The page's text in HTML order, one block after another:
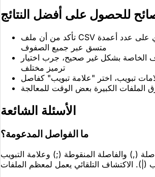
للحصول على أفضل النتائج
تأكد من أن ملف CSV الخاص بك يحتوي على عدد أعمدة
متسق عبر جميع الصفوف
الخاصة بشكل غير صحيح، جرب اختيار
ترميز مختلف
تبويب، اختر "علامة تبويب" كفاصل
الملفات الكبيرة بعض الوقت للمعالجة
الأسئلة الشائعة
ما الفواصل المدعومة؟
(,) والفاصلة المنقوطة (;) وعلامة التبويب